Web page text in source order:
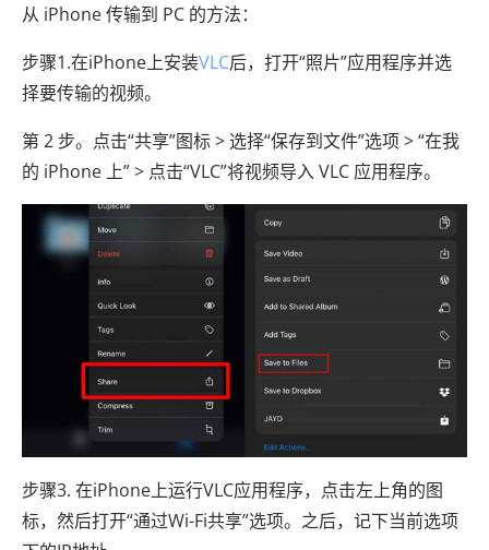
从 iPhone 传输到 PC 的方法：
步骤1.在iPhone上安装VLC后，打开“照片”应用程序并选
择要传输的视频。
第 2 步。点击“共享”图标 > 选择“保存到文件”选项 > “在我
的 iPhone 上” > 点击“VLC”将视频导入 VLC 应用程序。
步骤3. 在iPhone上运行VLC应用程序，点击左上角的图
标，然后打开“通过Wi-Fi共享”选项。之后，记下当前选项